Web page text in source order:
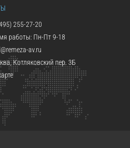
255-27-20
работы: Пн-Пт 9-18
av.ru
Котляковский пер. 3Б